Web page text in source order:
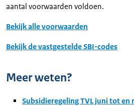
aantal voorwaarden voldoen.
Bekijk alle voorwaarden
Bekijk de vastgestelde SBI-codes
Meer weten?
Subsidieregeling TVL juni tot en